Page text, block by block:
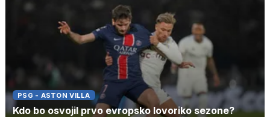
PSG - ASTON VILLA
Kdo bo osvojil prvo evropsko lovoriko sezone?